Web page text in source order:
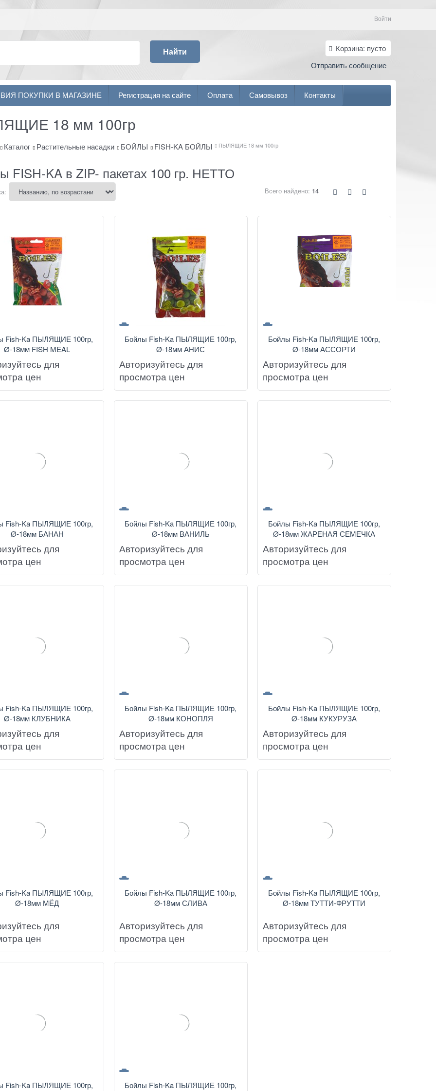
Войти
Найти Корзина: пусто
Отправить сообщение
ПОКУПКИ В МАГАЗИНЕ Регистрация на сайте Оплата Самовывоз Контакты
18 мм 100гр
Каталог Растительные насадки БОЙЛЫ FISH-KA БОЙЛЫ ПЫЛЯЩИЕ 18 мм 100гр
FISH-KA в ZIP- пакетах 100 гр. НЕТТО
Всего найдено: 14
Fish-Ka ПЫЛЯЩИЕ 100гр,
Ø-18мм FISH MEAL
для
цен
Бойлы Fish-Ka ПЫЛЯЩИЕ 100гр,
Ø-18мм АНИС
Авторизуйтесь для
просмотра цен
Бойлы Fish-Ka ПЫЛЯЩИЕ 100гр,
Ø-18мм АССОРТИ
Авторизуйтесь для
просмотра цен
Fish-Ka ПЫЛЯЩИЕ 100гр,
Ø-18мм БАНАН
для
цен
Бойлы Fish-Ka ПЫЛЯЩИЕ 100гр,
Ø-18мм ВАНИЛЬ
Авторизуйтесь для
просмотра цен
Бойлы Fish-Ka ПЫЛЯЩИЕ 100гр,
Ø-18мм ЖАРЕНАЯ СЕМЕЧКА
Авторизуйтесь для
просмотра цен
Fish-Ka ПЫЛЯЩИЕ 100гр,
Ø-18мм КЛУБНИКА
для
цен
Бойлы Fish-Ka ПЫЛЯЩИЕ 100гр,
Ø-18мм КОНОПЛЯ
Авторизуйтесь для
просмотра цен
Бойлы Fish-Ka ПЫЛЯЩИЕ 100гр,
Ø-18мм КУКУРУЗА
Авторизуйтесь для
просмотра цен
Fish-Ka ПЫЛЯЩИЕ 100гр,
Ø-18мм МЁД
для
цен
Бойлы Fish-Ka ПЫЛЯЩИЕ 100гр,
Ø-18мм СЛИВА
Авторизуйтесь для
просмотра цен
Бойлы Fish-Ka ПЫЛЯЩИЕ 100гр,
Ø-18мм ТУТТИ-ФРУТТИ
Авторизуйтесь для
просмотра цен
Fish-Ka ПЫЛЯЩИЕ 100гр,
Бойлы Fish-Ka ПЫЛЯЩИЕ 100гр,